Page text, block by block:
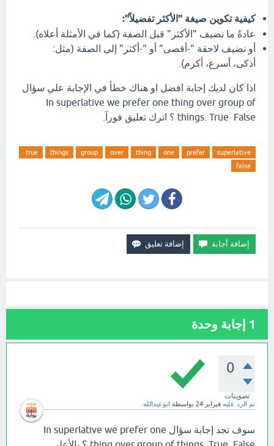
كيفية تكوين صيغة "الأكثر تفضيلاً":
عادةً ما نضيف "الأكثر" قبل الصفة (كما في الأمثلة أعلاه).
أو نضيف لاحقة "-أقصى" أو "-أكثر" إلى الصفة (مثل:
أذكى، أسرع، أكرم).
اذا كان لديك إجابة افضل او هناك خطأ في الإجابة علي سؤال
In superlative we prefer one thing over group of
things. True False ؟ اترك تعليق فورآ.
superlative
prefer
one
thing
over
group
things
true
false
1 إجابة وحدة
0
تصويتات
تم الرد عليه فبراير 24 بواسطة ابوعبدالله
سوف تجد إجابة سؤال In superlative we prefer one